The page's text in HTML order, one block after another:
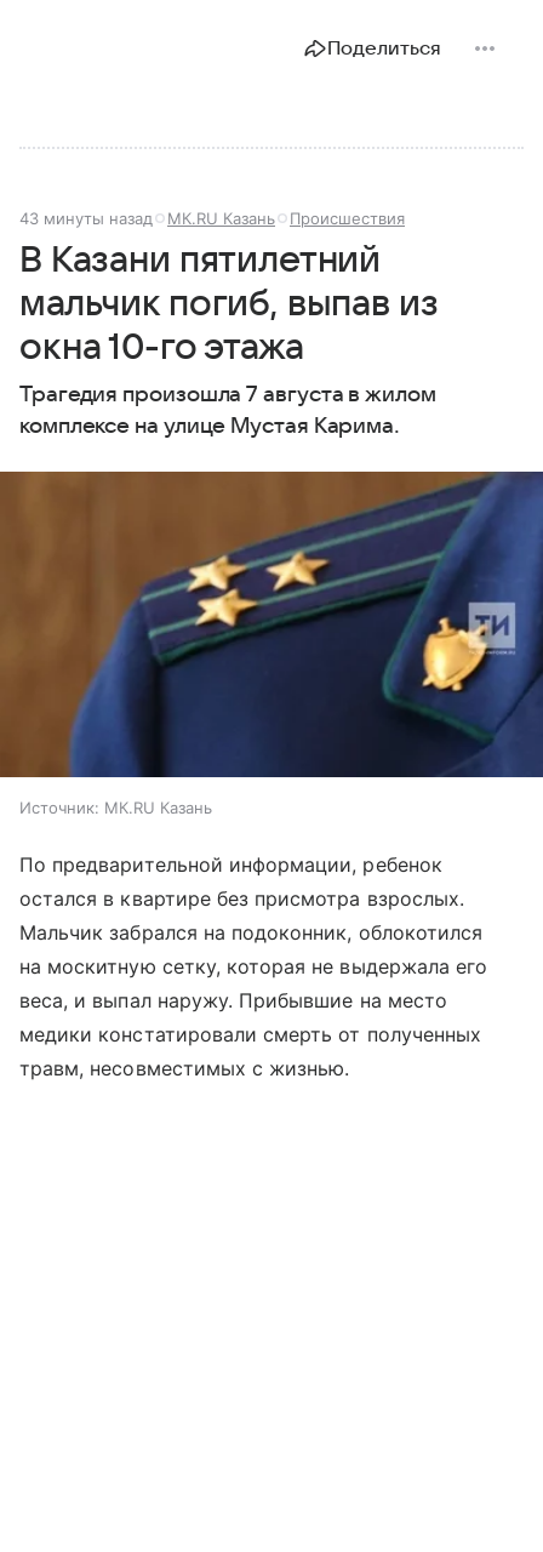
Поделиться
43 минуты назад МК.RU Казань Происшествия
В Казани пятилетний
мальчик погиб, выпав из
окна 10-го этажа
Трагедия произошла 7 августа в жилом
комплексе на улице Мустая Карима.
Источник: МК.RU Казань
По предварительной информации, ребенок
остался в квартире без присмотра взрослых.
Мальчик забрался на подоконник, облокотился
на москитную сетку, которая не выдержала его
веса, и выпал наружу. Прибывшие на место
медики констатировали смерть от полученных
травм, несовместимых с жизнью.